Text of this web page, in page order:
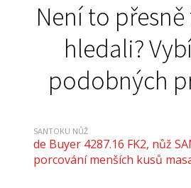
Není to
hledali?
podobných
SANTOKU NŮŽ
de Buyer 4287.16 FK2, nůž
porcování menších kusů